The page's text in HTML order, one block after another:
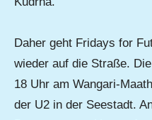
Daher geht Fridays for
wieder auf die Straße.
18 Uhr am Wangari-
der U2 in der Seestadt.